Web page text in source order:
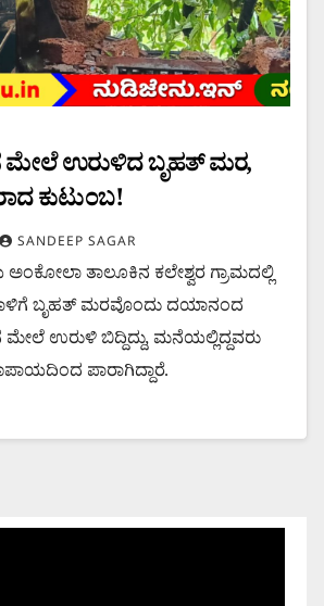
ಉರುಳಿದ ಬೃಹತ್ ಮರ,
ಕುಟುಂಬ!
SANDEEP SAGAR
ತಾಲೂಕಿನ ಕಲೇಶ್ವರ ಗ್ರಾಮದಲ್ಲಿ
ಬೃಹತ್ ಮರವೊಂದು ದಯಾನಂದ
ಉರುಳಿ ಬಿದ್ದಿದ್ದು, ಮನೆಯಲ್ಲಿದ್ದವರು
ಪಾರಾಗಿದ್ದಾರೆ.